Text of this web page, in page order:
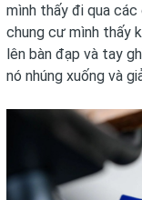
mình thấy đi qua
chung cư mình thấy
lên bàn đạp và tay
nó nhúng xuống và